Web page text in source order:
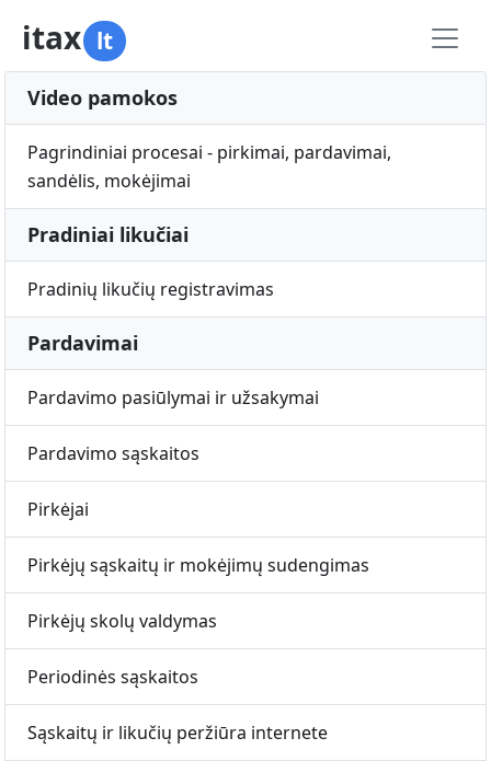
itax lt
Video pamokos
Pagrindiniai procesai - pirkimai, pardavimai,
sandėlis, mokėjimai
Pradiniai likučiai
Pradinių likučių registravimas
Pardavimai
Pardavimo pasiūlymai ir užsakymai
Pardavimo sąskaitos
Pirkėjai
Pirkėjų sąskaitų ir mokėjimų sudengimas
Pirkėjų skolų valdymas
Periodinės sąskaitos
Sąskaitų ir likučių peržiūra internete